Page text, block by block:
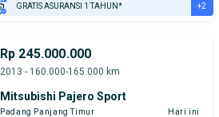
GRATIS ASURANSI 1 TAHUN* +2
Rp 245.000.000
2013 - 160.000-165.000 km
Mitsubishi Pajero Sport
Padang Panjang Timur Hari ini